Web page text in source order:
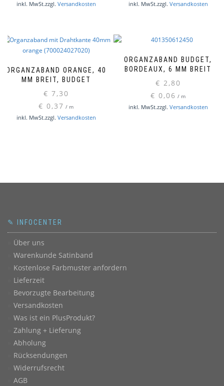
inkl. MwSt.zzgl. Versandkosten inkl. MwSt.zzgl. Versandkosten
ORGANZABAND ORANGE, 40
MM BREIT, BUDGET
€ 7,30
€ 0,37 / m
inkl. MwSt.zzgl. Versandkosten
ORGANZABAND BUDGET,
BORDEAUX, 6 MM BREIT
€ 2,80
€ 0,06 / m
inkl. MwSt.zzgl. Versandkosten
✎ INFOCENTER
Über uns
Warenkunde Satinband
Kostenlose Farbmuster anfordern
Lieferzeit
Bevorzugte Bearbeitung
Versandkosten
Was ist ein PlusProdukt?
Zahlung + Lieferung
Abholung
Rücksendungen
Widerrufsrecht
AGB